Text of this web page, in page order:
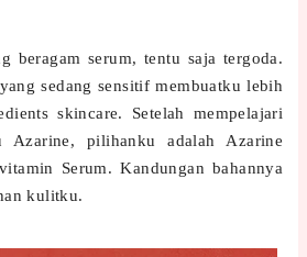
beragam serum, tentu saja tergoda.
sedang sensitif membuatku lebih
skincare. Setelah mempelajari
Azarine, pilihanku adalah Azarine
Serum. Kandungan bahannya
kulitku.